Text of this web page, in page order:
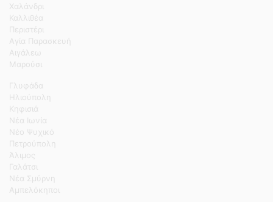
Χαλάνδρι
Καλλιθέα
Περιστέρι
Αγία Παρασκευή
Αιγάλεω
Μαρούσι
Γλυφάδα
Ηλιούπολη
Κηφισιά
Νέα Ιωνία
Νέο Ψυχικό
Πετρούπολη
Άλιμος
Γαλάτσι
Νέα Σμύρνη
Αμπελόκηποι